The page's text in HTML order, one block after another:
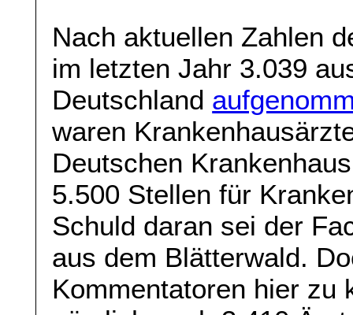
Nach aktuellen Zahlen
im letzten Jahr 3.039
Deutschland
waren
Deutschen
5.500 Stellen für
Schuld daran sei der
aus dem Blätterwald.
Kommentatoren hier